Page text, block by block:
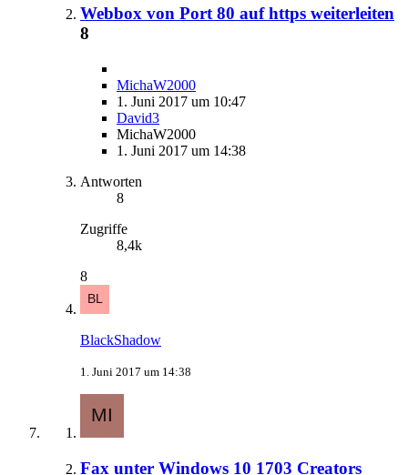
Webbox von Port 80 auf https weiterleiten
8
MichaW2000
1. Juni 2017 um 10:47
David3
MichaW2000
1. Juni 2017 um 14:38
Antworten
8
Zugriffe
8,4k
8
BlackShadow
1. Juni 2017 um 14:38
Fax unter Windows 10 1703 Creators